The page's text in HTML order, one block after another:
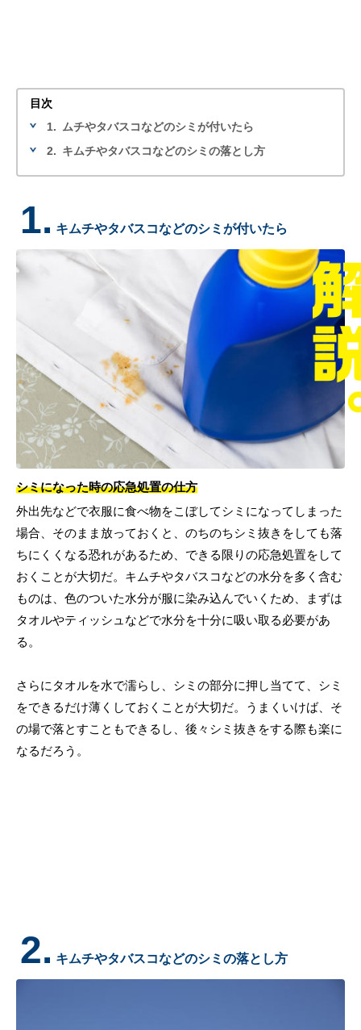
目次
1. ムチやタバスコなどのシミが付いたら
2. キムチやタバスコなどのシミの落とし方
1. キムチやタバスコなどのシミが付いたら
シミになった時の応急処置の仕方
外出先などで衣服に食べ物をこぼしてシミになってしまった
場合、そのまま放っておくと、のちのちシミ抜きをしても落
ちにくくなる恐れがあるため、できる限りの応急処置をして
おくことが大切だ。キムチやタバスコなどの水分を多く含む
ものは、色のついた水分が服に染み込んでいくため、まずは
タオルやティッシュなどで水分を十分に吸い取る必要があ
る。
さらにタオルを水で濡らし、シミの部分に押し当てて、シミ
をできるだけ薄くしておくことが大切だ。うまくいけば、そ
の場で落とすこともできるし、後々シミ抜きをする際も楽に
なるだろう。
2. キムチやタバスコなどのシミの落とし方